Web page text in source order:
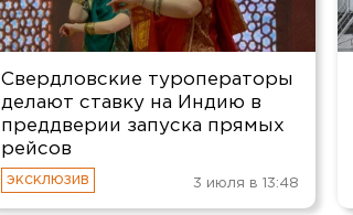
Свердловские туроператоры
делают ставку на Индию в
преддверии запуска прямых
рейсов
3 июля в 13:48